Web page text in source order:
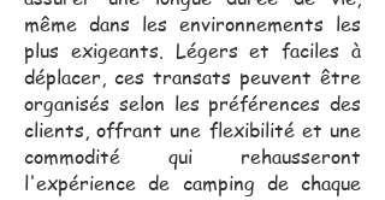
même dans les environnements les
plus exigeants. Légers et faciles à
déplacer, ces transats peuvent être
organisés selon les préférences des
clients, offrant une flexibilité et une
commodité qui rehausseront
l'expérience de camping de chaque